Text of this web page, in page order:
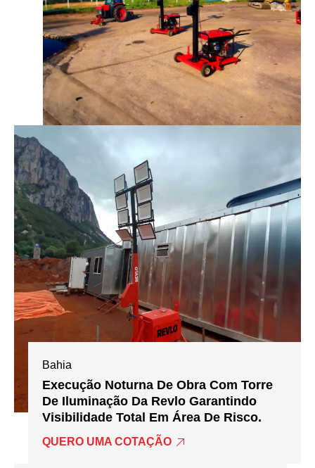
Bahia
Execução Noturna De Obra Com Torre
De Iluminação Da Revlo Garantindo
Visibilidade Total Em Área De Risco.
QUERO UMA COTAÇÃO